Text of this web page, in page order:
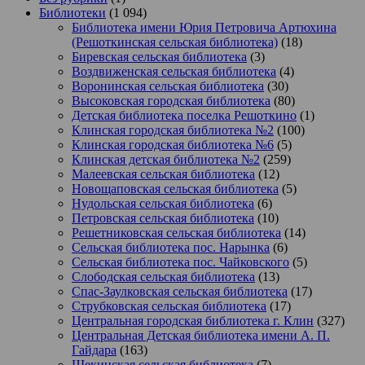
Библиотеки (1 094)
Библиотека имени Юрия Петровича Артюхина
(Решоткинская сельская библиотека) (18)
Биревская сельская библиотека (3)
Воздвиженская сельская библиотека (4)
Воронинская сельская библиотека (30)
Высоковская городская библиотека (80)
Детская библиотека поселка Решоткино (1)
Клинская городская библиотека №2 (100)
Клинская городская библиотека №6 (5)
Клинская детская библиотека №2 (259)
Малеевская сельская библиотека (12)
Новощаповская сельская библиотека (5)
Нудольская сельская библиотека (6)
Петровская сельская библиотека (10)
Решетниковская сельская библиотека (14)
Сельская библиотека пос. Нарынка (6)
Сельская библиотека пос. Чайковского (5)
Слободская сельская библиотека (13)
Спас-Заулковская сельская библиотека (17)
Струбковская сельская библиотека (17)
Центральная городская библиотека г. Клин (327)
Центральная Детская библиотека имени А. П.
Гайдара (163)